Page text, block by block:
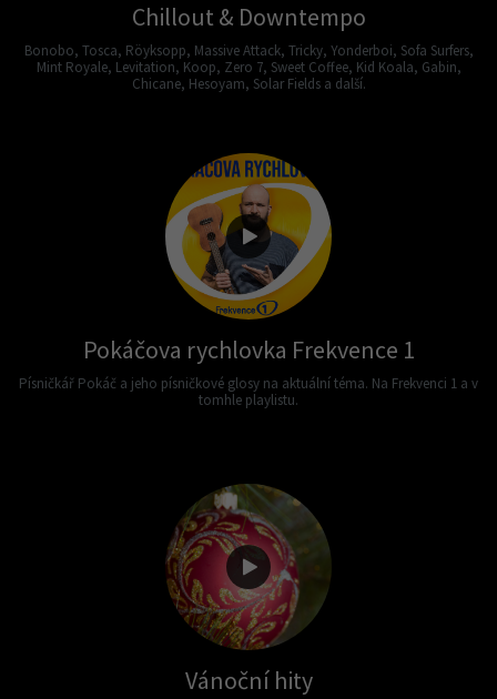
Chillout & Downtempo
Bonobo, Tosca, Röyksopp, Massive Attack, Tricky, Yonderboi, Sofa Surfers,
Mint Royale, Levitation, Koop, Zero 7, Sweet Coffee, Kid Koala, Gabin,
Chicane, Hesoyam, Solar Fields a další.
Pokáčova rychlovka Frekvence 1
Písničkář Pokáč a jeho písničkové glosy na aktuální téma. Na Frekvenci 1 a v
tomhle playlistu.
Vánoční hity